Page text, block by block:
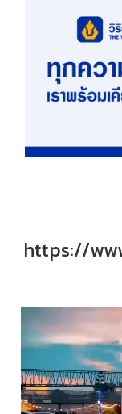
https://